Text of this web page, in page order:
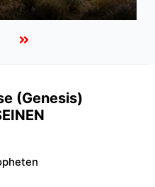
(Genesis)